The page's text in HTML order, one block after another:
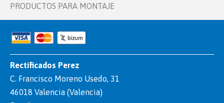
PRODUCTOS PARA MONTAJE
Rectificados Perez
C. Francisco Moreno Usedo, 31
46018 Valencia (Valencia)